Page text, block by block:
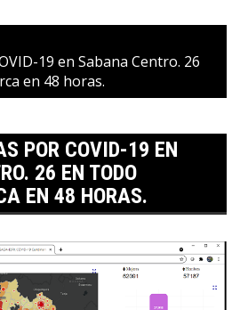
19 en Sabana Centro. 26
en 48 horas.
POR COVID-19 EN
26 EN TODO
EN 48 HORAS.